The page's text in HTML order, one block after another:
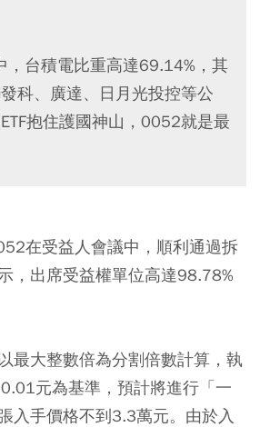
，台積電比重高達69.14%，其
科、廣達、日月光投控等公
抱住護國神山，0052就是最
在受益人會議中，順利通過拆
，出席受益權單位高達98.78%
最大整數倍為分割倍數計算，執
元為基準，預計將進行「一
入手價格不到3.3萬元。由於入